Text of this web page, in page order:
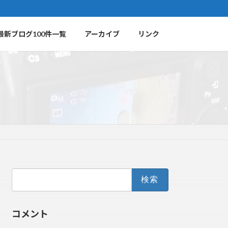
新ブログ100件一覧 アーカイブ リンク
検
索:
コメント